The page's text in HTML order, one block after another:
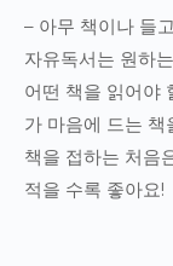
– 아무 책이나 들
자유독서는 원하
어떤 책을 읽어야
가 마음에 드는 책
책을 접하는 처음
적을 수록 좋아요!